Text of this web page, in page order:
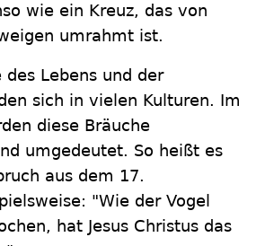
wie ein Kreuz, das von
umrahmt ist.
des Lebens und der
sich in vielen Kulturen. Im
diese Bräuche
umgedeutet. So heißt es
aus dem 17.
"Wie der Vogel
hat Jesus Christus das